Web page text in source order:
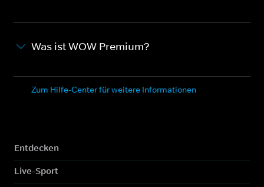
Was ist WOW Premium?
Zum Hilfe-Center für weitere Informationen
Entdecken
Live-Sport